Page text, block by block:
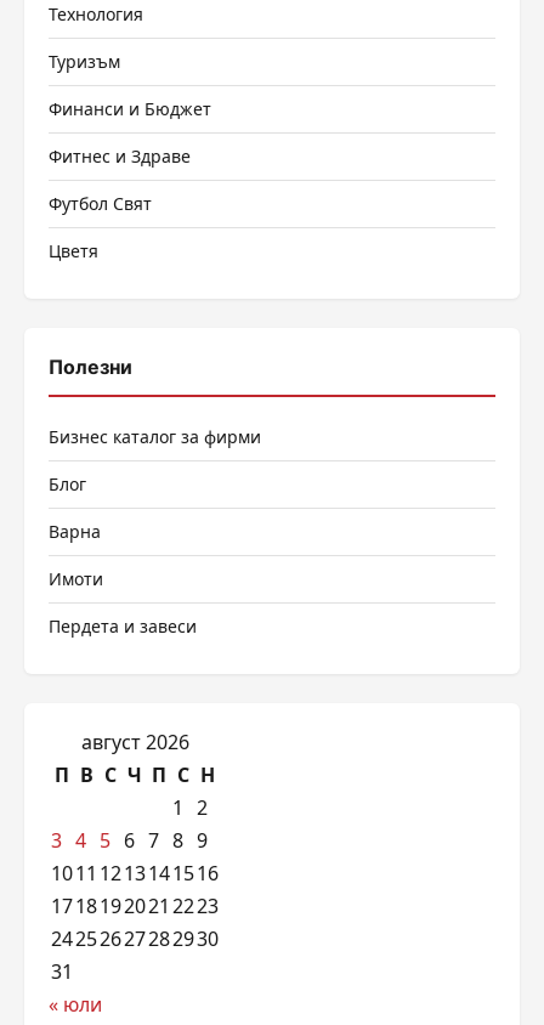
Технология
Туризъм
Финанси и Бюджет
Фитнес и Здраве
Футбол Свят
Цветя
Полезни
Бизнес каталог за фирми
Блог
Варна
Имоти
Пердета и завеси
август 2026
П В С Ч П С Н
1
2
3 4 5 6 7 8 9
1011 1213141516
1718192021 2223
24252627282930
31
« юли